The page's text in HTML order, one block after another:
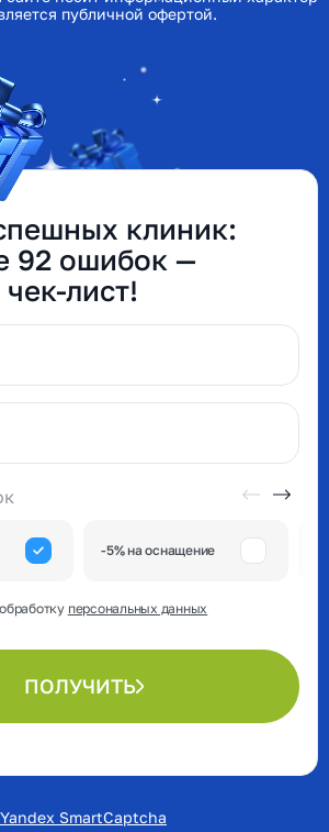
публичной офертой.
клиник:
92 ошибок —
лист!
-5% на оснащение
персональных данных
ПОЛУЧИТЬ
Yandex SmartCaptcha